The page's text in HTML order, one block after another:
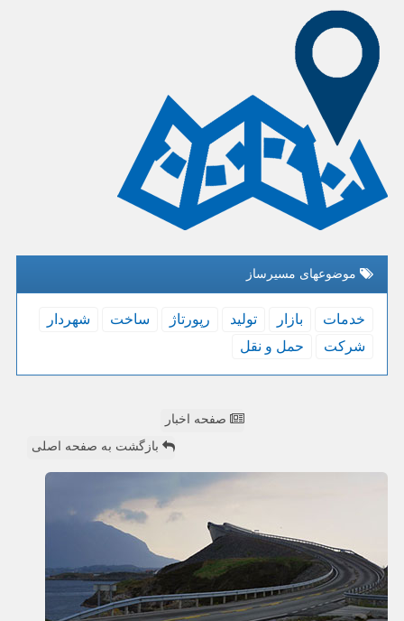
موضوعهای مسیرساز
خدمات بازار تولید رپورتاژ ساخت
شهردار
شركت
حمل و نقل
صفحه اخبار
بازگشت به صفحه اصلی